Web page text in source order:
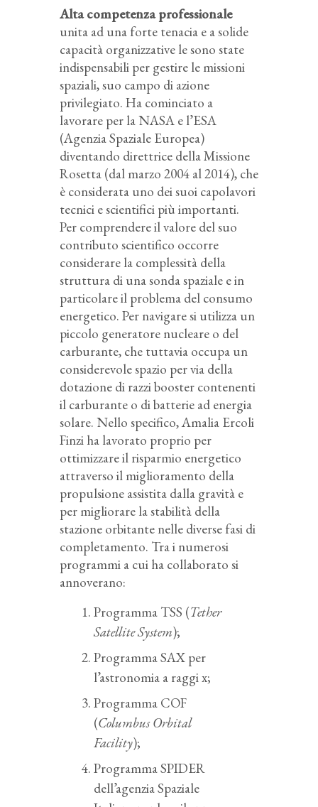
Alta competenza professionale
unita ad una forte tenacia e a solide
capacità organizzative le sono state
indispensabili per gestire le missioni
spaziali, suo campo di azione
privilegiato. Ha cominciato a
lavorare per la NASA e l’ESA
(Agenzia Spaziale Europea)
diventando direttrice della Missione
Rosetta (dal marzo 2004 al 2014), che
è considerata uno dei suoi capolavori
tecnici e scientifici più importanti.
Per comprendere il valore del suo
contributo scientifico occorre
considerare la complessità della
struttura di una sonda spaziale e in
particolare il problema del consumo
energetico. Per navigare si utilizza un
piccolo generatore nucleare o del
carburante, che tuttavia occupa un
considerevole spazio per via della
dotazione di razzi booster contenenti
il carburante o di batterie ad energia
solare. Nello specifico, Amalia Ercoli
Finzi ha lavorato proprio per
ottimizzare il risparmio energetico
attraverso il miglioramento della
propulsione assistita dalla gravità e
per migliorare la stabilità della
stazione orbitante nelle diverse fasi di
completamento. Tra i numerosi
programmi a cui ha collaborato si
annoverano:
Programma TSS (Tether
Satellite System);
Programma SAX per
l’astronomia a raggi x;
Programma COF
(Columbus Orbital
Facility);
Programma SPIDER
dell’agenzia Spaziale